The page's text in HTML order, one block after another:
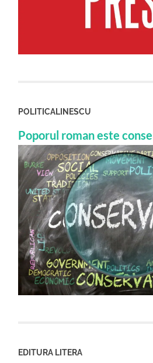
POLITICALINESCU
Poporul roman este
EDITURA LITERA